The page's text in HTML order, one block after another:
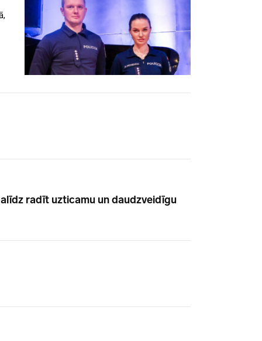
radīt uzticamu un daudzveidīgu